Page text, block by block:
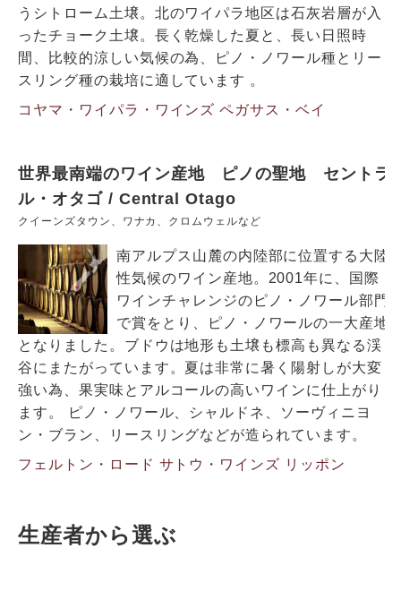
うシトローム土壌。北のワイパラ地区は石灰岩層が入
ったチョーク土壌。長く乾燥した夏と、長い日照時
間、比較的涼しい気候の為、ピノ・ノワール種とリー
スリング種の栽培に適しています 。
コヤマ・ワイパラ・ワインズ ペガサス・ベイ
世界最南端のワイン産地 ピノの聖地 セントラ
ル・オタゴ / Central Otago
クイーンズタウン、ワナカ、クロムウェルなど
南アルプス山麓の内陸部に位置する大陸
性気候のワイン産地。2001年に、国際
ワインチャレンジのピノ・ノワール部門
で賞をとり、ピノ・ノワールの一大産地
となりました。ブドウは地形も土壌も標高も異なる渓
谷にまたがっています。夏は非常に暑く陽射しが大変
強い為、果実味とアルコールの高いワインに仕上がり
ます。 ピノ・ノワール、シャルドネ、ソーヴィニヨ
ン・ブラン、リースリングなどが造られています。
フェルトン・ロード サトウ・ワインズ リッポン
生産者から選ぶ